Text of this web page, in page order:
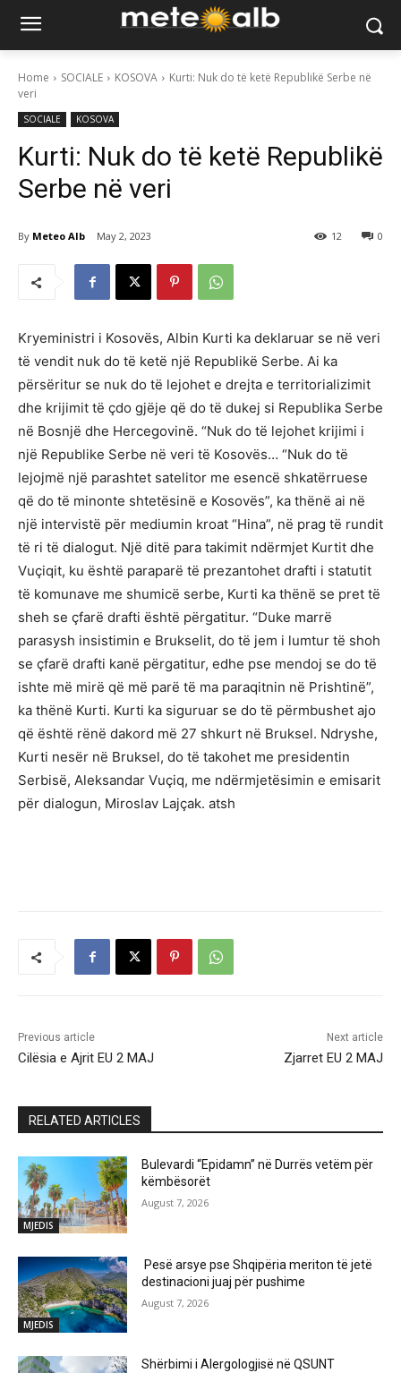
Home SOCIALE KOSOVA
​Kurti: Nuk do të ketë Republikë Serbe në
veri
SOCIALE KOSOVA
​Kurti: Nuk do të ketë Republikë
Serbe në veri
By Meteo Alb May 2, 2023 0
12
Kryeministri i Kosovës, Albin Kurti ka deklaruar se në veri
të vendit nuk do të ketë një Republikë Serbe. Ai ka
përsëritur se nuk do të lejohet e drejta e territorializimit
dhe krijimit të çdo gjëje që do të dukej si Republika Serbe
në Bosnjë dhe Hercegovinë. “Nuk do të lejohet krijimi i
një Republike Serbe në veri të Kosovës… “Nuk do të
lejojmë një parashtet satelitor me esencë shkatërruese
që do të minonte shtetësinë e Kosovës”, ka thënë ai në
një intervistë për mediumin kroat “Hina”, në prag të rundit
të ri të dialogut. Një ditë para takimit ndërmjet Kurtit dhe
Vuçiqit, ku është paraparë të prezantohet drafti i statutit
të komunave me shumicë serbe, Kurti ka thënë se pret të
sheh se çfarë drafti është përgatitur. “Duke marrë
parasysh insistimin e Brukselit, do të jem i lumtur të shoh
se çfarë drafti kanë përgatitur, edhe pse mendoj se do të
ishte më mirë që më parë të ma paraqitnin në Prishtinë”,
ka thënë Kurti. Kurti ka siguruar se do të përmbushet ajo
që është rënë dakord më 27 shkurt në Bruksel. Ndryshe,
Kurti nesër në Bruksel, do të takohet me presidentin
Serbisë, Aleksandar Vuçiq, me ndërmjetësimin e emisarit
për dialogun, Miroslav Lajçak. atsh
Previous article
Cilësia e Ajrit EU 2 MAJ
Next article
Zjarret EU 2 MAJ
RELATED ARTICLES
MJEDIS
Bulevardi “Epidamn” në Durrës vetëm për
këmbësorët
August 7, 2026
MJEDIS
Pesë arsye pse Shqipëria meriton të jetë
destinacioni juaj për pushime
August 7, 2026
Shërbimi i Alergologjisë në QSUNT